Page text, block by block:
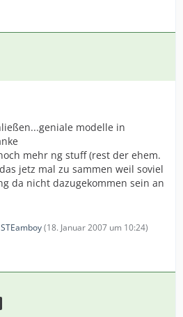
modelle in
mehr ng stuff (rest der ehem.
jetz mal zu sammen weil soviel
da nicht dazugekommen sein an
STEamboy(18. Januar 2007 um 10:24)